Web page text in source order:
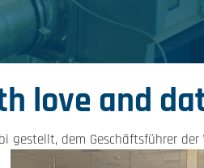
love and
gestellt, dem Geschäftsführer der